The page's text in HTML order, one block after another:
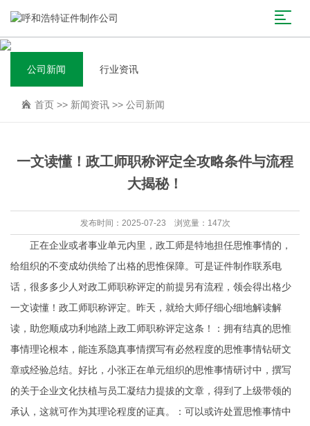
公司新闻 行业资讯
首页 >> 新闻资讯 >> 公司新闻
一文读懂！政工师职称评定全攻略条件与流程
大揭秘！
发布时间：2025-07-23 浏览量：147次
正在企业或者事业单元内里，政工师是特地担任思惟事情的，
给组织的不变成幼供给了出格的思惟保障。可是证件制作联系电
话，很多多少人对政工师职称评定的前提另有流程，领会得出格少
一文读懂！政工师职称评定。昨天，就给大师仔细心细地解读解
读，助您顺成功利地踏上政工师职称评定这条！：拥有结真的思惟
事情理论根本，能连系隐真事情撰写有必然程度的思惟事情钻研文
章或经验总结。好比，小张正在单元组织的思惟事情研讨中，撰写
的关于企业文化扶植与员工凝结力提拔的文章，得到了上级带领的
承认，这就可作为其理论程度的证真。：可以或许处置思惟事情中